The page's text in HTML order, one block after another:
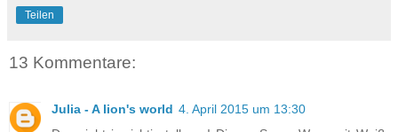
Teilen
13 Kommentare:
Julia - A lion's world 4. April 2015 um 13:30